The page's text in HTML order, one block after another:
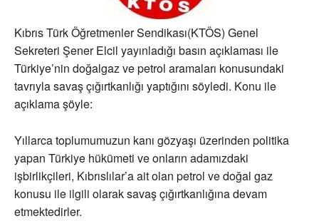
Kıbrıs Türk Öğretmenler Sendikası(KTÖS) Genel
Sekreteri Şener Elcil yayınladığı basın açıklaması ile
Türkiye’nin doğalgaz ve petrol aramaları konusundaki
tavrıyla savaş çığırtkanlığı yaptığını söyledi. Konu ile
açıklama şöyle:
Yıllarca toplumumuzun kanı gözyaşı üzerinden politika
yapan Türkiye hükümeti ve onların adamızdaki
işbirlikçileri, Kıbrıslılar’a ait olan petrol ve doğal gaz
konusu ile ilgili olarak savaş çığırtkanlığına devam
etmektedirler.